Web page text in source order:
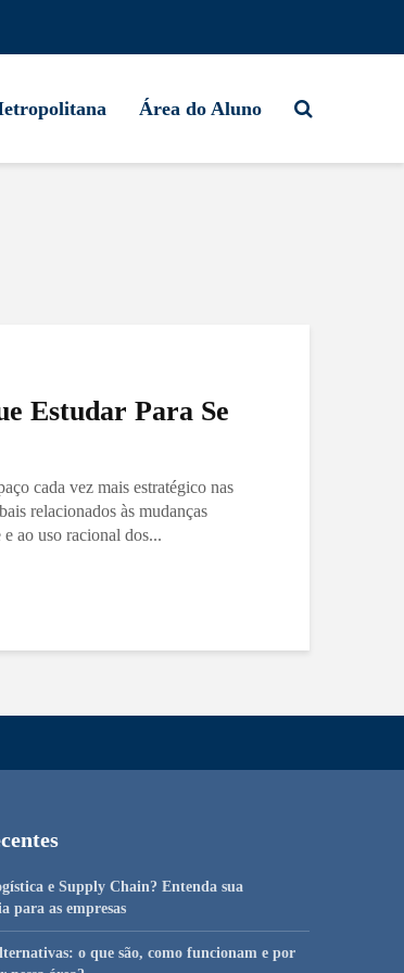
Área do Aluno
Estudar Para Se
cada vez mais estratégico nas
relacionados às mudanças
ao uso racional dos...
e Supply Chain? Entenda sua
para as empresas
o que são, como funcionam e por